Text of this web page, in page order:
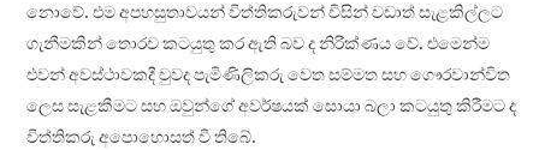
නොවේ. එම අපහසුතාවයන් විත්තිකරුවන් විසින් වඩාත් සැළකිල්ලට
ගැනීමකින් තොරව කටයුතු කර ඇති බව ද නිරික්ණය වේ. එමෙන්ම
එවන් අවස්ථාවකදී වුවද පැමිණිලිකරු වෙත සම්මත සහ ගෞරවාන්විත
ලෙස සැළකීමට සහ ඔවුන්ගේ අවර්ෂයක් සොයා බලා කටයුතු කිරීමට ද
විත්තිකරු අපොහොසත් වී තිබේ.